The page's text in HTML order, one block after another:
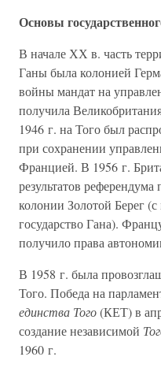
Основы
В начале ХХ в. часть
Ганы была колонией
войны мандат на
получила
1946 г. на Того был
при сохранении
Францией. В 1956 г.
результатов
колонии Золотой Берег
государство Гана).
получило права
В 1958 г. была
Того. Победа на
единства Того(КЕТ) в
создание независимой
1960 г.